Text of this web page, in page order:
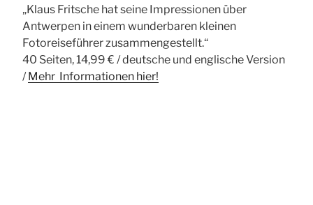
„Klaus Fritsche hat seine Impressionen über
Antwerpen in einem wunderbaren kleinen
Fotoreiseführer zusammengestellt.“
40 Seiten, 14,99 € / deutsche und englische Version
/Mehr Informationen hier!